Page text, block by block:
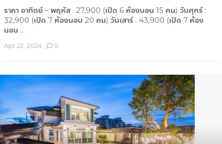
ราคา อาทิตย์ – พฤหัส : 27,900 (เปิด 6 ห้องนอน 15 คน) วันศุกร์ :
32,900 (เปิด 7 ห้องนอน 20 คน) วันเสาร์ : 43,900 (เปิด 7 ห้อง
นอน ...
Apr 22, 2024 , 0